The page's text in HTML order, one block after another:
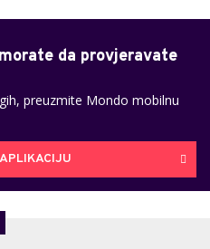
da provjeravate
preuzmite Mondo mobilnu